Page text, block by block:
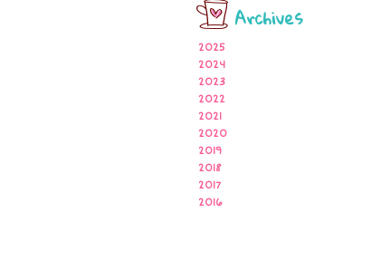
Archives
2025
2024
2023
2022
2021
2020
2019
2018
2017
2016